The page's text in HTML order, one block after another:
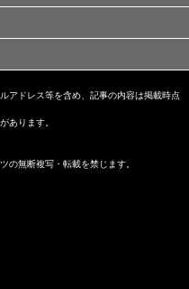
アドレス等を含め、記事の内容は掲載時点
あります。
の無断複写・転載を禁じます。